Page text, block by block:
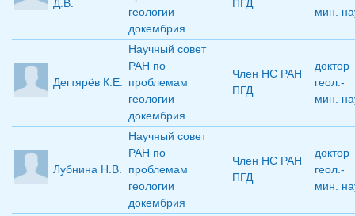
Д.В.
геологии
докембрия
ПГД
мин.
Дегтярёв К.Е.
Научный совет
РАН по
проблемам
геологии
докембрия
Член НС РАН
ПГД
доктор
геол.-
мин.
Лубнина Н.В.
Научный совет
РАН по
проблемам
геологии
докембрия
Член НС РАН
ПГД
доктор
геол.-
мин.